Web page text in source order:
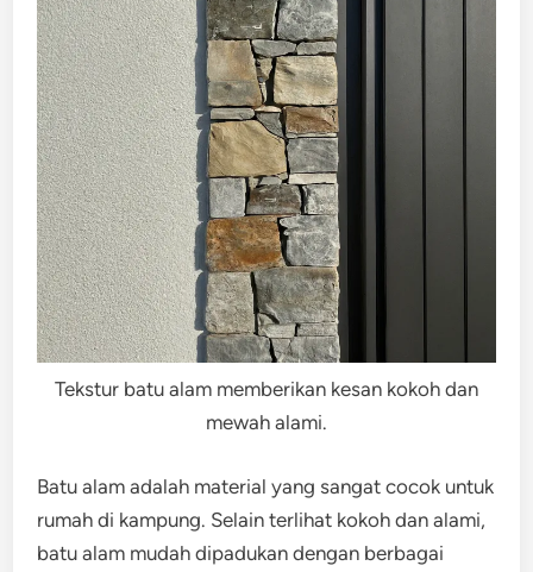
Tekstur batu alam memberikan kesan kokoh dan
mewah alami.
Batu alam adalah material yang sangat cocok untuk
rumah di kampung. Selain terlihat kokoh dan alami,
batu alam mudah dipadukan dengan berbagai